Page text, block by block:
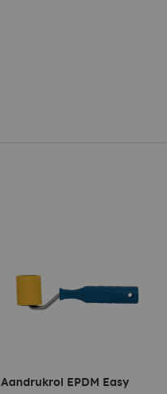
Aandrukrol EPDM Easy